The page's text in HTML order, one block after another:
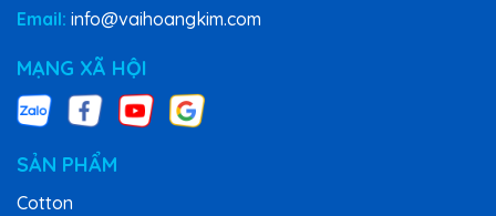
Email: info@vaihoangkim.com
MẠNG XÃ HỘI
SẢN PHẨM
Cotton